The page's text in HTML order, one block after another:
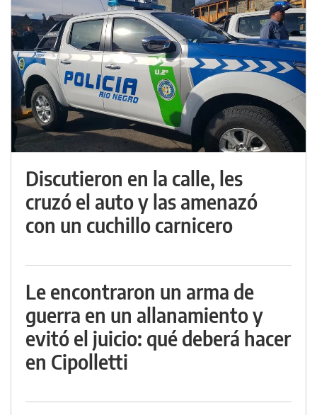
Discutieron en la calle, les
cruzó el auto y las amenazó
con un cuchillo carnicero
Le encontraron un arma de
guerra en un allanamiento y
evitó el juicio: qué deberá hacer
en Cipolletti